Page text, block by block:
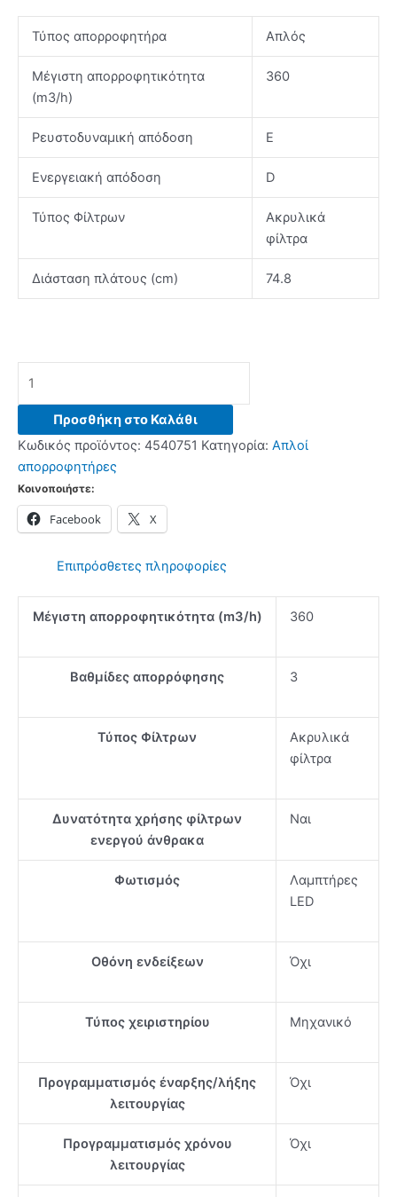
Τύπος απορροφητήρα Απλός
Μέγιστη απορροφητικότητα
(m3/h)
360
Ρευστοδυναμική απόδοση E
Ενεργειακή απόδοση D
Τύπος Φίλτρων
Ακρυλικά
φίλτρα
Διάσταση πλάτους (cm) 74.8
OLYMPIA
375
απορροφητήρες
(24
άτοκα)
Προσθήκη στο Καλάθι
Κωδικός προϊόντος: 4540751 Κατηγορία: Απλοί
απορροφητήρες
Κοινοποιήστε:
Facebook X
Επιπρόσθετες πληροφορίες
Μέγιστη απορροφητικότητα (m3/h) 360
Βαθμίδες απορρόφησης 3
Τύπος Φίλτρων
Ακρυλικά
φίλτρα
Δυνατότητα χρήσης φίλτρων
ενεργού άνθρακα
Ναι
Φωτισμός
Λαμπτήρες
LED
Οθόνη ενδείξεων Όχι
Τύπος χειριστηρίου Μηχανικό
Προγραμματισμός έναρξης/λήξης
λειτουργίας
Όχι
Προγραμματισμός χρόνου
λειτουργίας
Όχι